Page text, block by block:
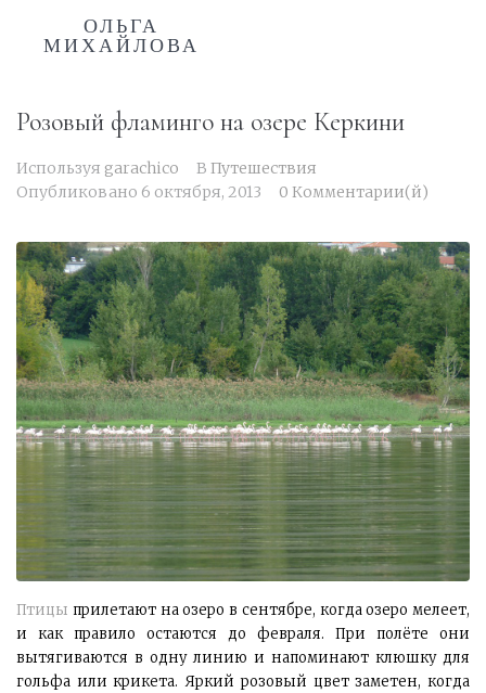
ОЛЬГА
МИХАЙЛОВА
Розовый фламинго на озере Керкини
Используя garachico В Путешествия
Опубликовано 6 октября, 2013 0 Комментарии(й)
Птицы прилетают на озеро в сентябре, когда озеро мелеет,
и как правило остаются до февраля. При полёте они
вытягиваются в одну линию и напоминают клюшку для
гольфа или крикета.Яркий розовый цвет заметен, когда